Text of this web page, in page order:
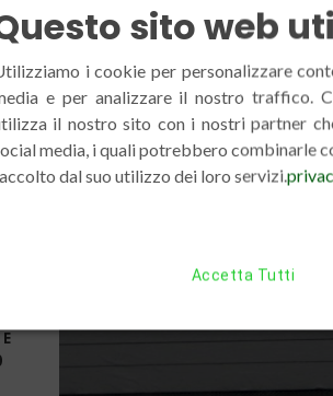
sito web
i cookie per personalizzare
e per analizzare il nostro traffico.
il nostro sito con i nostri partner
media, i quali potrebbero combinarle
dal suo utilizzo dei loro servizi.
Accetta Tutti